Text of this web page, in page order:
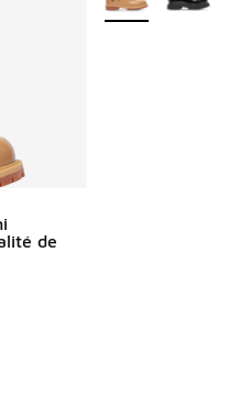
de
est passé de $95.00 à